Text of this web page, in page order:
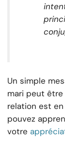
Un simple
mari peut être
relation est
pouvez
votre